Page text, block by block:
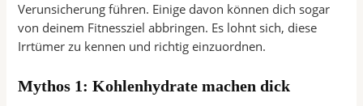
Verunsicherung führen. Einige davon können dich sogar
von deinem Fitnessziel abbringen. Es lohnt sich, diese
Irrtümer zu kennen und richtig einzuordnen.
Mythos 1: Kohlenhydrate machen dick